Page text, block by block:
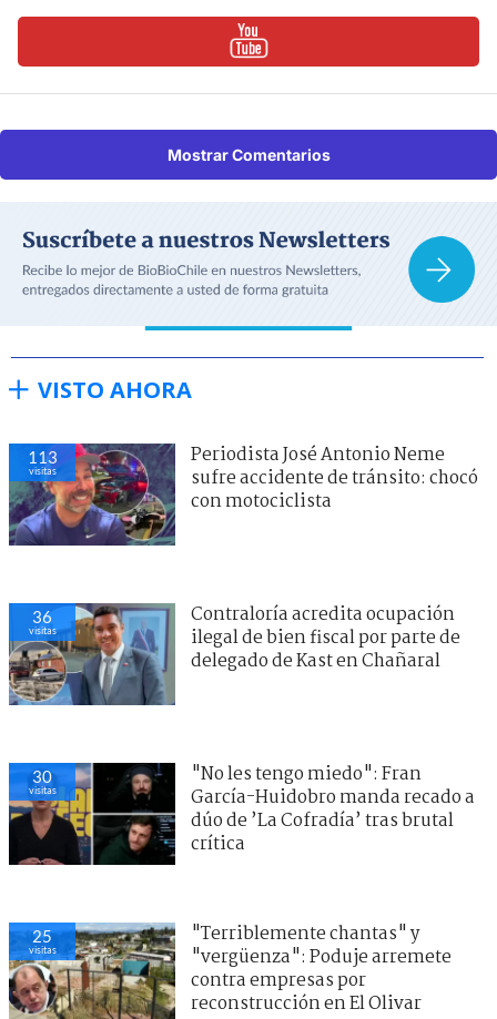
Mostrar Comentarios
VISTO AHORA
113
visitas
Periodista José Antonio Neme
sufre accidente de tránsito: chocó
con motociclista
36
visitas
Contraloría acredita ocupación
ilegal de bien fiscal por parte de
delegado de Kast en Chañaral
30
visitas
"No les tengo miedo": Fran
García-Huidobro manda recado a
dúo de ’La Cofradía’ tras brutal
crítica
25
visitas
"Terriblemente chantas" y
"vergüenza": Poduje arremete
contra empresas por
reconstrucción en El Olivar